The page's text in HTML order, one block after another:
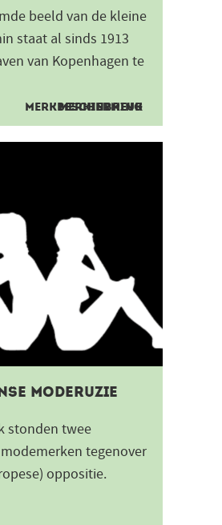
beeld van de kleine
staat al sinds 1913
van Kopenhagen te
De...
MERKBESCHERMING
MERKINBREUK
moderuzie
stonden twee
tegenover
oppositie.